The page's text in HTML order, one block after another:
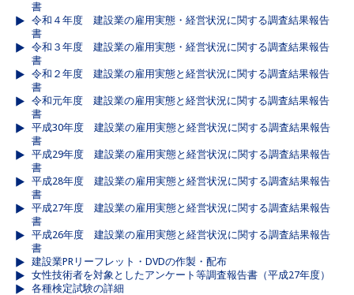
書
令和４年度 建設業の雇用実態・経営状況に関する調査結果報告
書
令和３年度 建設業の雇用実態・経営状況に関する調査結果報告
書
令和２年度 建設業の雇用実態と経営状況に関する調査結果報告
書
令和元年度 建設業の雇用実態と経営状況に関する調査結果報告
書
平成30年度 建設業の雇用実態と経営状況に関する調査結果報告
書
平成29年度 建設業の雇用実態と経営状況に関する調査結果報告
書
平成28年度 建設業の雇用実態と経営状況に関する調査結果報告
書
平成27年度 建設業の雇用実態と経営状況に関する調査結果報告
書
平成26年度 建設業の雇用実態と経営状況に関する調査結果報告
書
建設業PRリーフレット・DVDの作製・配布
女性技術者を対象としたアンケート等調査報告書（平成27年度）
各種検定試験の詳細